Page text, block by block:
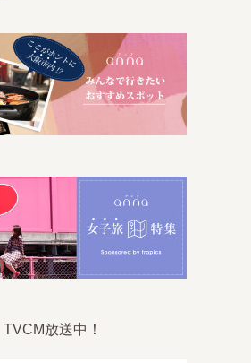
TVCM放送中！